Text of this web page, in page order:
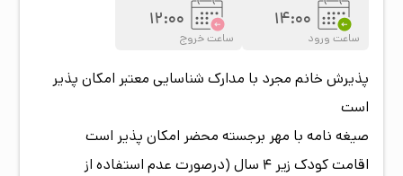
ساعت ورود
14:00
ساعت خروج
12:00
پذیرش خانم مجرد با مدارک شناسایی معتبر امکان پذیر
است
صیغه نامه با مهر برجسته محضر امکان پذیر است
اقامت کودک زیر 4 سال (درصورت عدم استفاده از